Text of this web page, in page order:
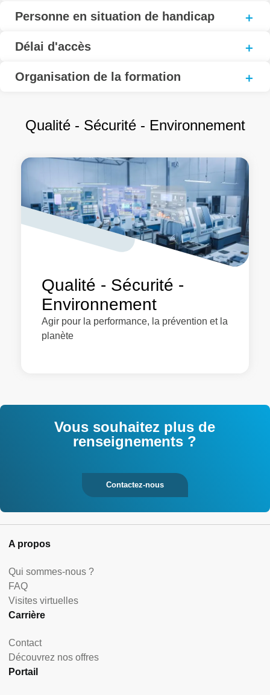
Personne en situation de handicap
Délai d'accès
Organisation de la formation
Qualité - Sécurité - Environnement
Qualité - Sécurité -
Environnement
Agir pour la performance, la prévention et la
planète
Vous souhaitez plus de
renseignements ?
Contactez-nous
A propos
Qui sommes-nous ?
FAQ
Visites virtuelles
Carrière
Contact
Découvrez nos offres
Portail